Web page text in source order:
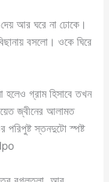
আর ঘরে না ঢোকে।
বসলো। ওকে ঘিরে
হলেও গ্রাম হিসাবে তখন
জ্বীনের আলামত
পরিপুষ্ট স্তনদুটো স্পষ্ট